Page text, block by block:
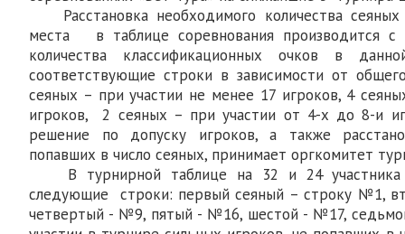
Расстановка необходимого количества
места в таблице соревнования производится
количества классификационных очков в
соответствующие строки в зависимости от
сеяных – при участии не менее 17 игроков, 4
игроков, 2 сеяных – при участии от 4-х до 8-
решение по допуску игроков, а также
попавших в число сеяных, принимает оргкомитет
В турнирной таблице на 32 и 24 участника
следующие строки: первый сеяный – строку №1,
четвертый - №9, пятый - №16, шестой - №17,